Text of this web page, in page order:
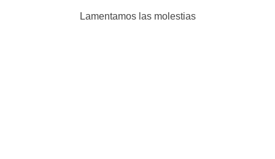
Lamentamos las molestias